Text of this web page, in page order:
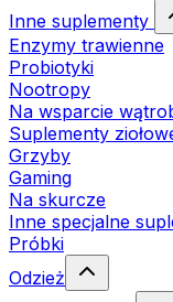
Inne suplementy
Enzymy trawienne
Probiotyki
Nootropy
Na wsparcie
Suplementy
Grzyby
Gaming
Na skurcze
Inne specjalne
Próbki
Odzież